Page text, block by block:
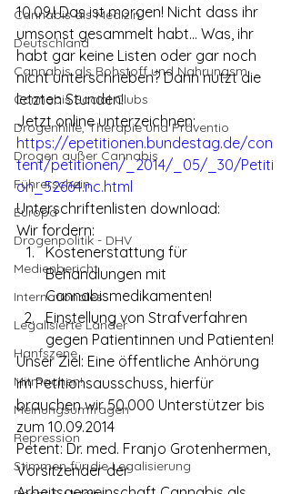
Cannabis als Medizin
Deutschland
Cannabis als Rohstoff und Nahrungsm
Cannabis Social Clubs
Drogenhilfe, Therapie und Präventio
Drogen außer Cannabis
Führerschein
Europa
Drogenpolitik - DHV
Medienbericht
Internationales
Legalisierte Länder
Hanfszene
Mitmachen!
Meinungsumfragen
Repression
Stimmen für die Legalisierung
10.09.! Das ist morgen! Nicht dass ihr
umsonst gesammelt habt… Was, ihr
habt gar keine Listen oder gar noch
nicht unterschrieben? Dann nutzt die
letzten Stunden!
Jetzt online unterzeichnen:
https://epetitionen.bundestag.de/con
tent/petitionen/_2014/_05/_30/Petiti
on_52664.nc.html
Unterschriftenlisten download:
Wir fordern:
Kostenerstattung für
Behandlungen mit
Cannabismedikamenten!
Einstellung von Strafverfahren
gegen Patientinnen und Patienten!
Unser Ziel: Eine öffentliche Anhörung
im Petitionsausschuss, hierfür
brauchen wir 50.000 Unterstützer bis
zum 10.09.2014
Petent: Dr. med. Franjo Grotenhermen,
Vorsitzender der